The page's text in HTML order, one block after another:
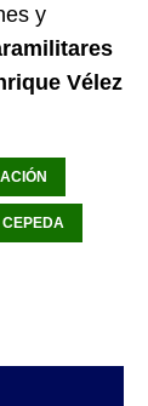
y
Vélez